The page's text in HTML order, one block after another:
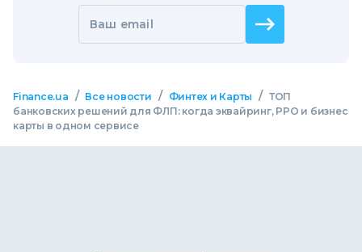
Ваш email
Finance.ua / Все новости / Финтех и Карты / ТОП
банковских решений для ФЛП: когда эквайринг, РРО и бизнес
карты в одном сервисе